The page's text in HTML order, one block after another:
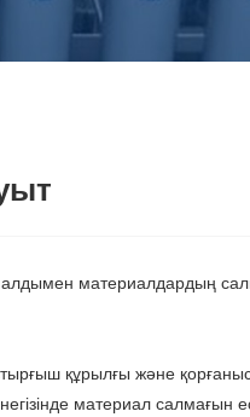
материалдардың
құрылғы және
материал салмағын